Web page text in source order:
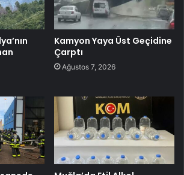
Kamyon Yaya Üst Geçidine
Çarptı
Ağustos 7, 2026